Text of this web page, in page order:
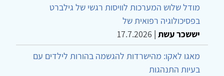
מודל שלוש המערכות לוויסות רגשי של גילברט
בפסיכולוגיה רפואית של
יששכר עשת |
17.7.2026
מאגו לאקו: מהישרדות להגשמה בהורות לילדים עם
בעיות התנהגות